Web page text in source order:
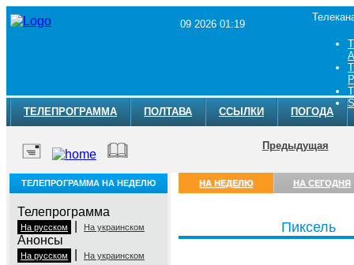
09 2026 01:19
ТЕЛЕПРОГРАММА ПОЛТАВА ССЫЛКИ ПОГОДА
Предыдущая
ТЕЛЕПРОГРАММА НА НЕДЕЛЮ
Телепрограмма
На русском На украинском
Анонсы
На русском На украинском
НА НЕДЕЛЮ НА СЕГОДНЯ
Пиксель